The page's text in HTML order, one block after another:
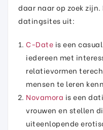
daar naar op zoek
datingsites uit:
C-Date is een
iedereen met
relatievormen
mensen te leren
Novamora is een
vrouwen en stellen
uiteenlopende